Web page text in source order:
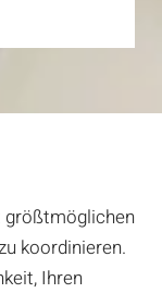
größtmöglichen
koordinieren.
Ihren